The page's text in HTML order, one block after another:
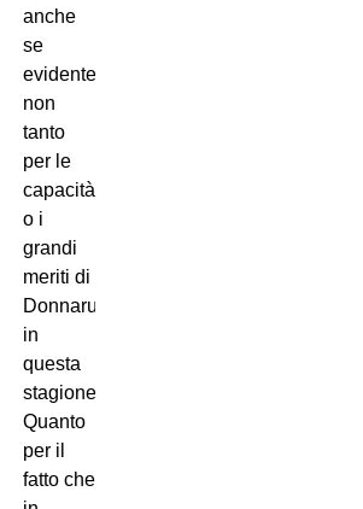
anche
se
evidentemente
non
tanto
per le
capacità
o i
grandi
meriti di
Donnarumma
in
questa
stagione.
Quanto
per il
fatto che